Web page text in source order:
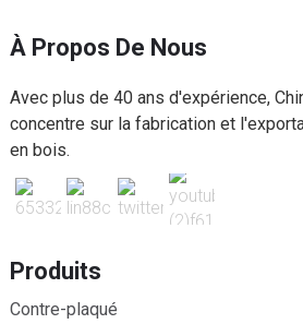
À Propos De Nous
Avec plus de 40 ans d'expérience,
concentre sur la fabrication et
en bois.
Produits
Contre-plaqué